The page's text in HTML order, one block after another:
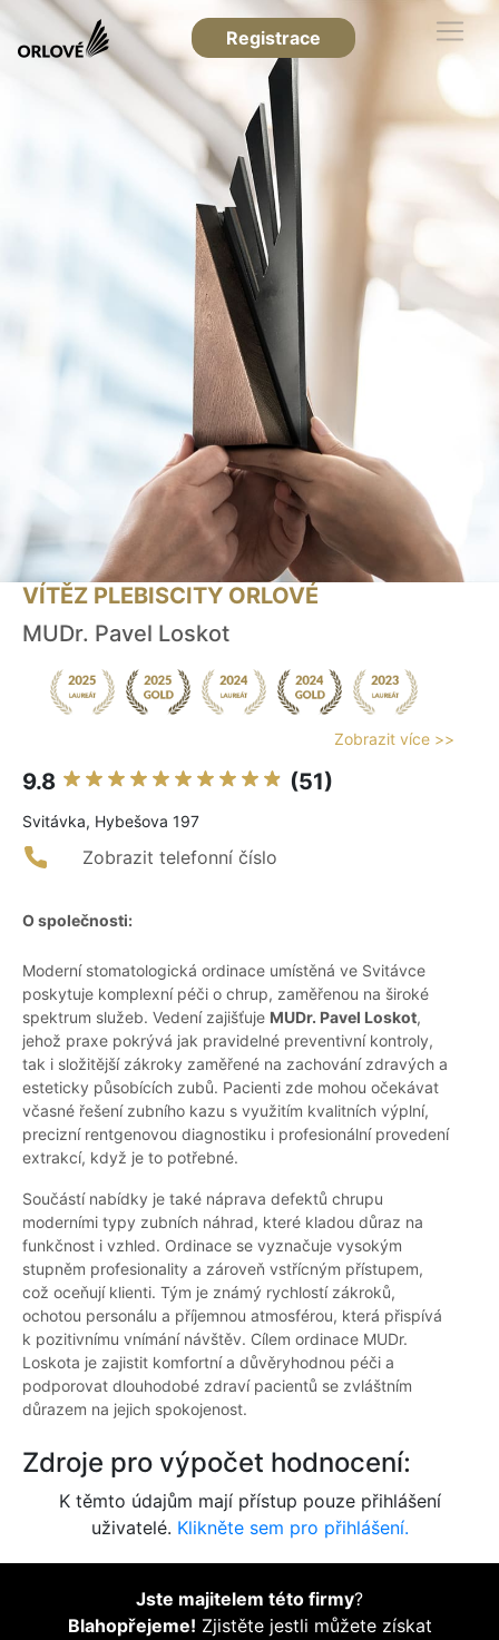
Registrace
VÍTĚZ PLEBISCITY ORLOVÉ
MUDr. Pavel Loskot
Zobrazit více >>
9.8 (51)
Svitávka, Hybešova 197
Zobrazit telefonní číslo
O společnosti:
Moderní stomatologická ordinace umístěná ve Svitávce
poskytuje komplexní péči o chrup, zaměřenou na široké
spektrum služeb. Vedení zajišťuje MUDr. Pavel Loskot,
jehož praxe pokrývá jak pravidelné preventivní kontroly,
tak i složitější zákroky zaměřené na zachování zdravých a
esteticky působících zubů. Pacienti zde mohou očekávat
včasné řešení zubního kazu s využitím kvalitních výplní,
precizní rentgenovou diagnostiku i profesionální provedení
extrakcí, když je to potřebné.
Součástí nabídky je také náprava defektů chrupu
moderními typy zubních náhrad, které kladou důraz na
funkčnost i vzhled. Ordinace se vyznačuje vysokým
stupněm profesionality a zároveň vstřícným přístupem,
což oceňují klienti. Tým je známý rychlostí zákroků,
ochotou personálu a příjemnou atmosférou, která přispívá
k pozitivnímu vnímání návštěv. Cílem ordinace MUDr.
Loskota je zajistit komfortní a důvěryhodnou péči a
podporovat dlouhodobé zdraví pacientů se zvláštním
důrazem na jejich spokojenost.
Zdroje pro výpočet hodnocení:
K těmto údajům mají přístup pouze přihlášení
uživatelé. Klikněte sem pro přihlášení.
Jste majitelem této firmy?
Blahopřejeme! Zjistěte jestli můžete získat